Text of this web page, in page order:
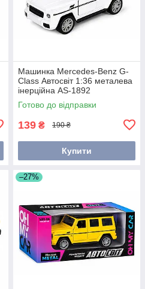
Машинка Mercedes-Benz G-
Class Автосвіт 1:36 металева
інерційна AS-1892
Готово до відправки
139 ₴ 190 ₴
Купити
–27%